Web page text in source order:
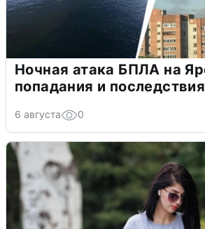
Ночная атака БПЛА на
попадания и последствия
6 августа 0